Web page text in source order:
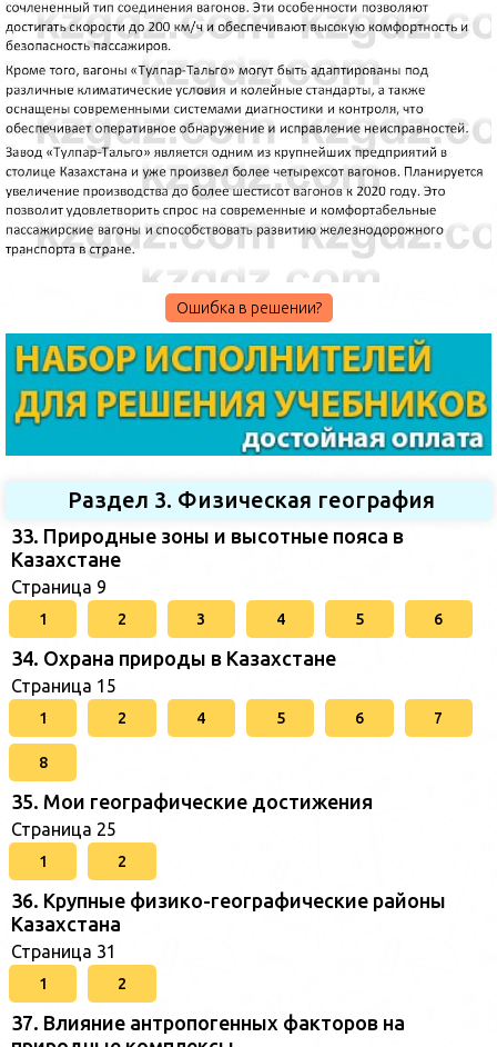
Ошибка в решении?
Раздел 3. Физическая география
33. Природные зоны и высотные пояса в
Казахстане
Страница 9
1 2 3 4 5 6
34. Охрана природы в Казахстане
Страница 15
1 2 4 5 6 7
8
35. Мои географические достижения
Страница 25
1 2
36. Крупные физико-географические районы
Казахстана
Страница 31
1 2
37. Влияние антропогенных факторов на